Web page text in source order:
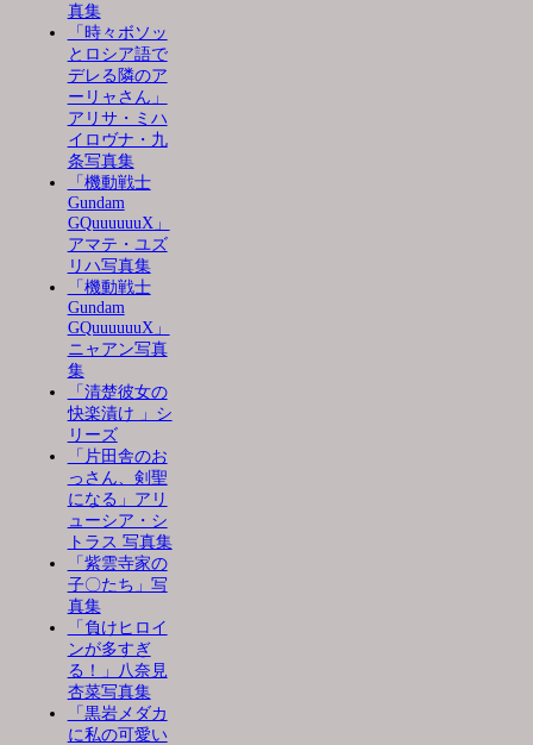
真集
「時々ボソッ
とロシア語で
デレる隣のア
ーリャさん」
アリサ・ミハ
イロヴナ・九
条写真集
「機動戦士
Gundam
GQuuuuuuX」
アマテ・ユズ
リハ写真集
「機動戦士
Gundam
GQuuuuuuX」
ニャアン写真
集
「清楚彼女の
快楽漬け 」シ
リーズ
「片田舎のお
っさん、剣聖
になる」アリ
ューシア・シ
トラス 写真集
「紫雲寺家の
子〇たち」写
真集
「負けヒロイ
ンが多すぎ
る！」八奈見
杏菜写真集
「黒岩メダカ
に私の可愛い